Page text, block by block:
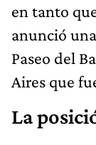
en tanto
anunció
Paseo del
Aires que
La